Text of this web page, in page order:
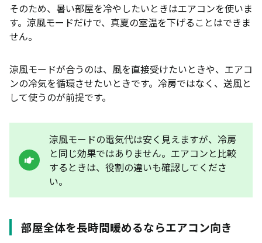
そのため、暑い部屋を冷やしたいときはエアコンを使いま
す。涼風モードだけで、真夏の室温を下げることはできま
せん。
涼風モードが合うのは、風を直接受けたいときや、エアコ
ンの冷気を循環させたいときです。冷房ではなく、送風と
して使うのが前提です。
涼風モードの電気代は安く見えますが、冷房
と同じ効果ではありません。エアコンと比較
するときは、役割の違いも確認してくださ
い。
部屋全体を長時間暖めるならエアコン向き